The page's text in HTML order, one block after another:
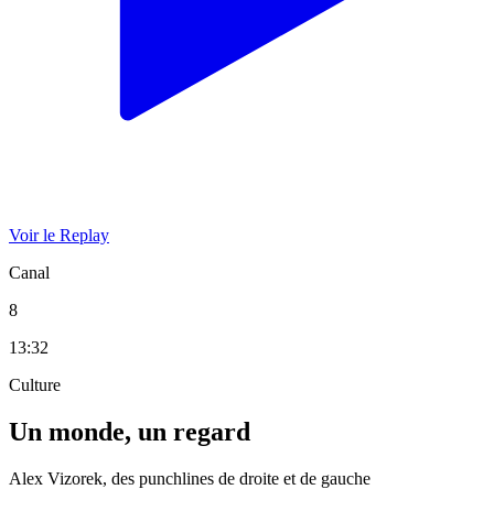
Voir le Replay
Canal
8
13:32
Culture
Un monde, un regard
Alex Vizorek, des punchlines de droite et de gauche